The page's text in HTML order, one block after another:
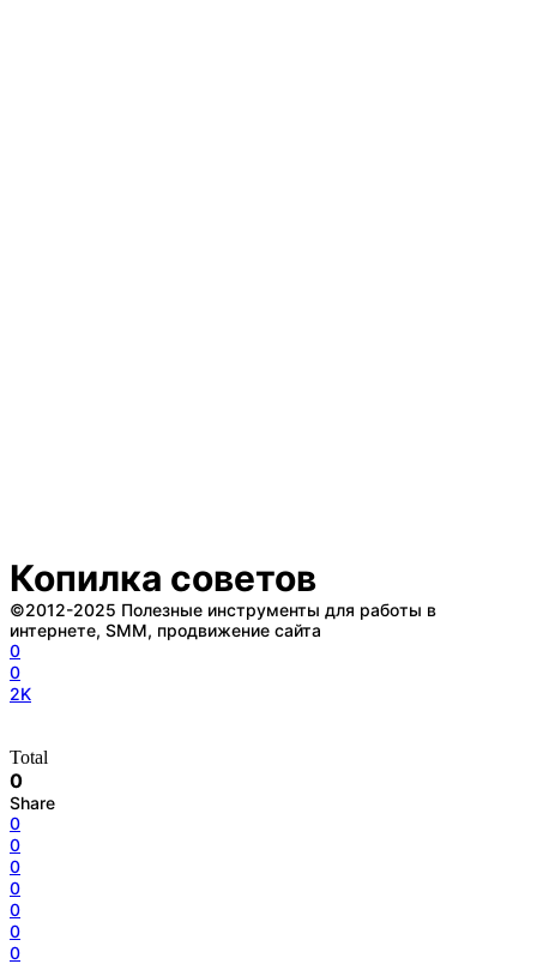
Копилка советов
©2012-2025 Полезные инструменты для работы в
интернете, SMM, продвижение сайта
0
0
2K
Total
0
Share
0
0
0
0
0
0
0